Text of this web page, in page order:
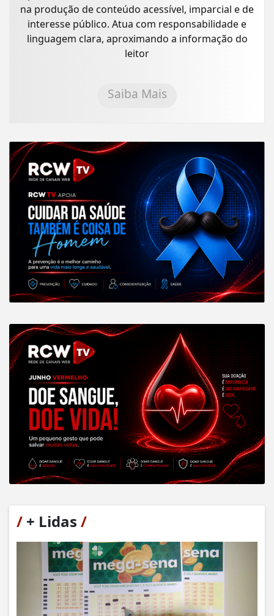
na produção de conteúdo acessível, imparcial e de
interesse público. Atua com responsabilidade e
linguagem clara, aproximando a informação do
leitor
Saiba Mais
/ + Lidas /